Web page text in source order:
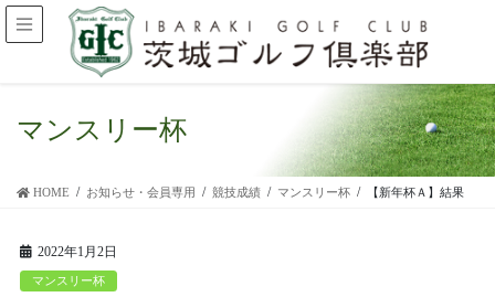
マンスリー杯
HOME お知らせ・会員専用 競技成績 マンスリー杯 【新年杯Ａ】結果
2022年1月2日
マンスリー杯